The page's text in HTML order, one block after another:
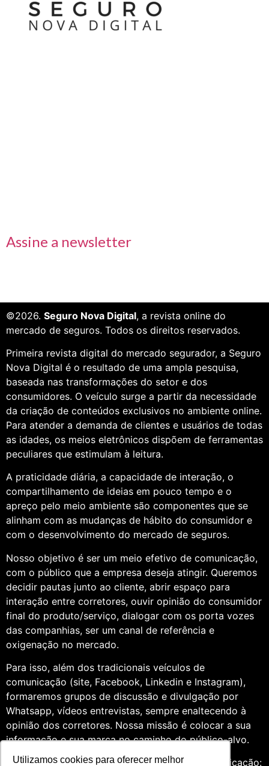
Utilizamos cookies para oferecer melhor
Assine a newsletter
©2026. Seguro Nova Digital, a revista online do
mercado de seguros. Todos os direitos reservados.
Primeira revista digital do mercado segurador, a Seguro
Nova Digital é o resultado de uma ampla pesquisa,
baseada nas transformações do setor e dos
consumidores. O veículo surge a partir da necessidade
da criação de conteúdos exclusivos no ambiente online.
Para atender a demanda de clientes e usuários de todas
as idades, os meios eletrônicos dispõem de ferramentas
peculiares que estimulam à leitura.
A praticidade diária, a capacidade de interação, o
compartilhamento de ideias em pouco tempo e o
apreço pelo meio ambiente são componentes que se
alinham com as mudanças de hábito do consumidor e
com o desenvolvimento do mercado de seguros.
Nosso objetivo é ser um meio efetivo de comunicação,
com o público que a empresa deseja atingir. Queremos
decidir pautas junto ao cliente, abrir espaço para
interação entre corretores, ouvir opinião do consumidor
final do produto/serviço, dialogar com os porta vozes
das companhias, ser um canal de referência e
oxigenação no mercado.
Para isso, além dos tradicionais veículos de
comunicação (site, Facebook, Linkedin e Instagram),
formaremos grupos de discussão e divulgação por
Whatsapp, vídeos entrevistas, sempre enaltecendo à
opinião dos corretores. Nossa missão é colocar a sua
informação e sua marca no caminho do público-alvo.
Somos profissionais formados na área de comunicação: